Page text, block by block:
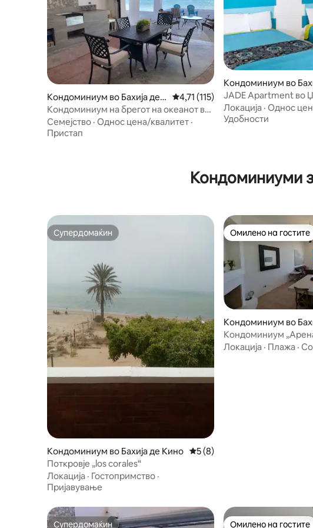
Кондоминиум во Бахија де К
ино
Просечна оцена: 4,71 од 5, 115
4,71 (115)
Кондоминиум на брегот на океанот во
заливот Кино
Семејство · Однос цена/квалитет ·
Пристап
Кондоминиум во
ино
JADE Apartment во
Кино Нуево
Локација · Однос
Удобности
Кондоминиуми
Супердомаќин
Супердомаќин
Кондоминиум во Бахија де Кино Просечна оцена: 5 од 5, 8
5 (8)
Поткровје „los corales“
Локација · Гостопримство ·
Пријавување
Омилено на гостите
Омилено на гостите
Кондоминиум во
Кондоминиум
Локација · Плажа ·
Супердомаќин Омилено на гостите